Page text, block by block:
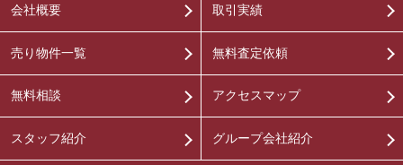
会社概要
売り物件一覧
無料相談
スタッフ紹介
取引実績
無料査定依頼
アクセスマップ
グループ会社紹介